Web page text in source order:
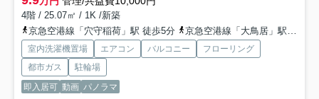
4階 / 25.07㎡ / 1K /新築
京急空港線「穴守稲荷」駅 徒歩5分
京急空港線「大鳥居」駅 徒歩11分
室内洗濯機置場 エアコン バルコニー
フローリング
都市ガス
駐輪場
即入居可 動画 パノラマ